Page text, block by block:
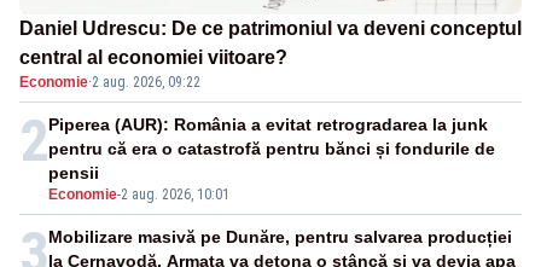
Daniel Udrescu: De ce patrimoniul va deveni conceptul
central al economiei viitoare?
Economie·2 aug. 2026, 09:22
2
Economie-2 aug. 2026, 10:01
Piperea (AUR): România a evitat retrogradarea la junk
pentru că era o catastrofă pentru bănci și fondurile de
pensii
3Mobilizare masivă pe Dunăre, pentru salvarea producției
la Cernavodă. Armata va detona o stâncă și va devia apa